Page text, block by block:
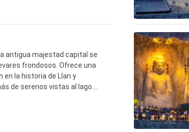
antigua majestad capital se
frondosos. Ofrece una
en la historia de Llan y
de serenos vistas al lago.